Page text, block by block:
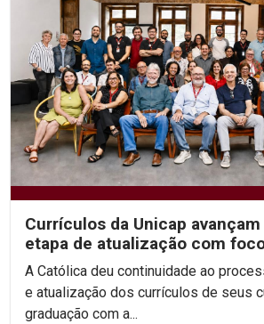
Currículos da Unicap avançam
etapa de atualização com
competências e habilidades
A Católica deu continuidade ao
e atualização dos currículos de seus
graduação com a...